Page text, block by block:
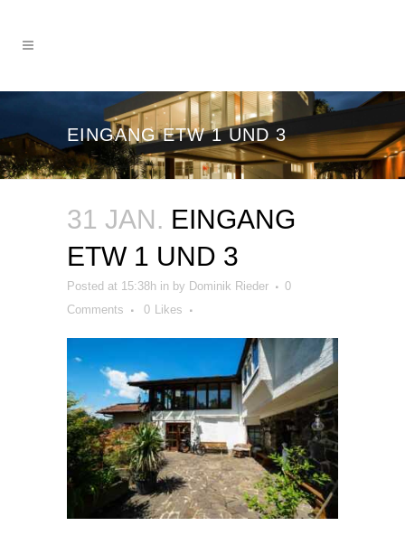
EINGANG ETW 1 UND 3
31 JAN. EINGANG
ETW 1 UND 3
Posted at 15:38h in by Dominik Rieder
0
Comments
0 Likes